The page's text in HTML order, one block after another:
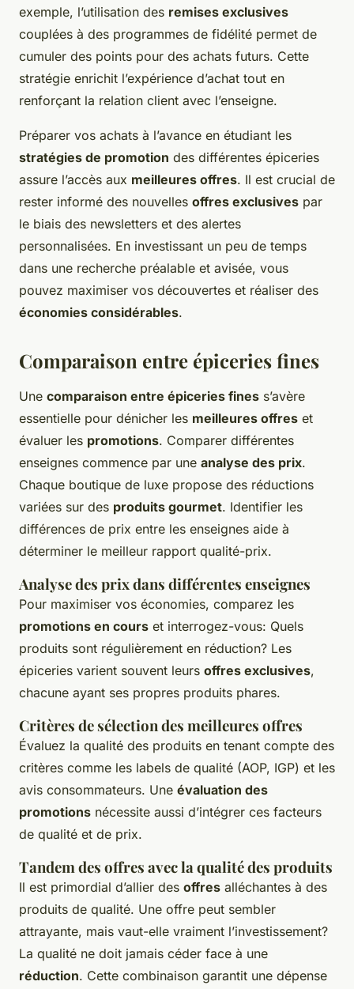
exemple, l’utilisation des remises exclusives
couplées à des programmes de fidélité permet de
cumuler des points pour des achats futurs. Cette
stratégie enrichit l’expérience d’achat tout en
renforçant la relation client avec l’enseigne.
Préparer vos achats à l’avance en étudiant les
stratégies de promotion des différentes épiceries
assure l’accès aux meilleures offres. Il est crucial de
rester informé des nouvelles offres exclusives par
le biais des newsletters et des alertes
personnalisées. En investissant un peu de temps
dans une recherche préalable et avisée, vous
pouvez maximiser vos découvertes et réaliser des
économies considérables.
Comparaison entre épiceries fines
Une comparaison entre épiceries fines s’avère
essentielle pour dénicher les meilleures offres et
évaluer les promotions. Comparer différentes
enseignes commence par une analyse des prix.
Chaque boutique de luxe propose des réductions
variées sur des produits gourmet. Identifier les
différences de prix entre les enseignes aide à
déterminer le meilleur rapport qualité-prix.
Analyse des prix dans différentes enseignes
Pour maximiser vos économies, comparez les
promotions en cours et interrogez-vous: Quels
produits sont régulièrement en réduction? Les
épiceries varient souvent leurs offres exclusives,
chacune ayant ses propres produits phares.
Critères de sélection des meilleures offres
Évaluez la qualité des produits en tenant compte des
critères comme les labels de qualité (AOP, IGP) et les
avis consommateurs. Une évaluation des
promotions nécessite aussi d’intégrer ces facteurs
de qualité et de prix.
Tandem des offres avec la qualité des produits
Il est primordial d’allier des offres alléchantes à des
produits de qualité. Une offre peut sembler
attrayante, mais vaut-elle vraiment l’investissement?
La qualité ne doit jamais céder face à une
réduction. Cette combinaison garantit une dépense